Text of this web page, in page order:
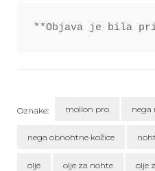
**Objava je bila
Oznake: mollon pro nega
nega obnohtne kožice
olje olje za nohte olje